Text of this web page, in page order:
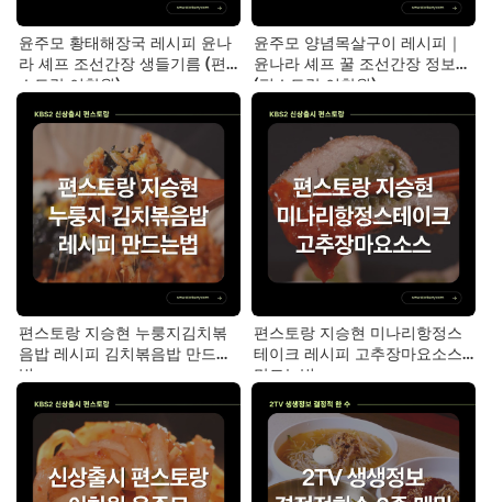
윤주모 황태해장국 레시피 윤나
라 셰프 조선간장 생들기름 (편
스토랑 이찬원)
윤주모 양념목살구이 레시피｜
윤나라 셰프 꿀 조선간장 정보
(편스토랑 이찬원)
편스토랑 지승현 누룽지김치볶
음밥 레시피 김치볶음밥 만드는
법
편스토랑 지승현 미나리항정스
테이크 레시피 고추장마요소스
만드는법